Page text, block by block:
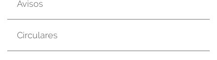
Avisos
Circulares